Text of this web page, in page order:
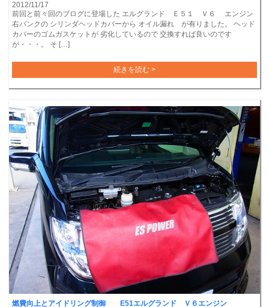
2012/11/17
前回と前々回のブログに登場した エルグランド Ｅ５１ Ｖ６ エンジン
右バンクの シリンダヘッドカバーから オイル漏れ が有りました。 ヘッド
カバーのゴムガスケットが 劣化しているので 交換すれば良いのです
が・・・。 そ […]
続きを読む >
燃費向上とアイドリング制御 E51エルグランド Ｖ６エンジン